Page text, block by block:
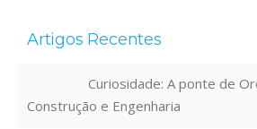
Artigos Recentes
Curiosidade: A ponte de
Construção e Engenharia